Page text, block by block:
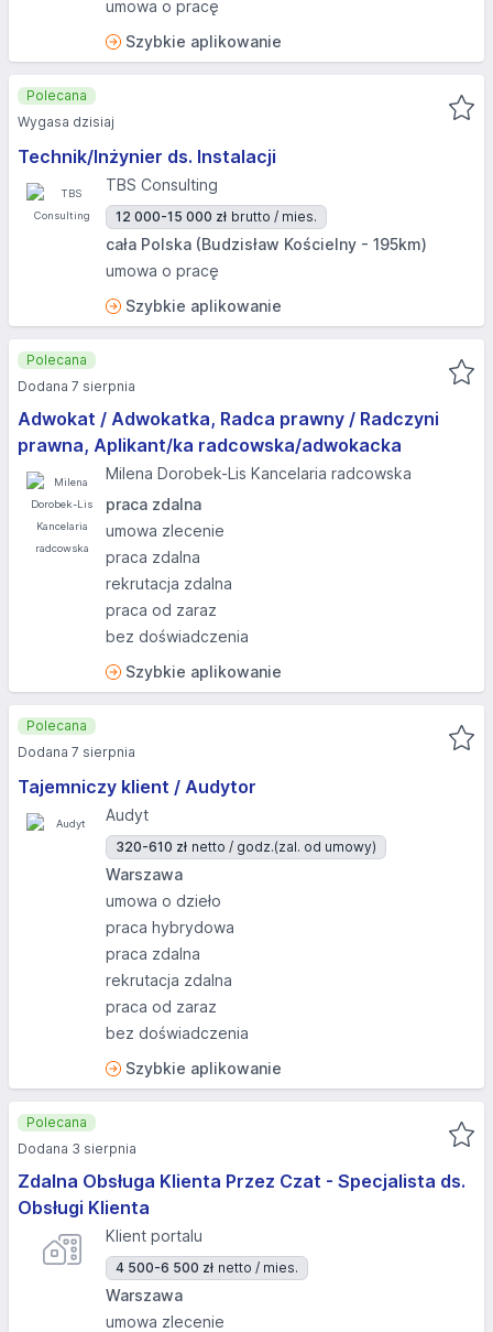
umowa o pracę
Szybkie aplikowanie
Technik/Inżynier ds. Instalacji
TBS Consulting
12 000-15 000 zł brutto / mies.
cała Polska (Budzisław Kościelny - 195km)
umowa o pracę
Szybkie aplikowanie
Polecana
Wygasa dzisiaj
Adwokat / Adwokatka, Radca prawny / Radczyni
prawna, Aplikant/ka radcowska/adwokacka
Milena Dorobek-Lis Kancelaria radcowska
praca zdalna
umowa zlecenie
praca zdalna
rekrutacja zdalna
praca od zaraz
bez doświadczenia
Szybkie aplikowanie
Polecana
Dodana 7 sierpnia
Tajemniczy klient / Audytor
Audyt
320-610 zł netto / godz.(zal. od umowy)
Warszawa
umowa o dzieło
praca hybrydowa
praca zdalna
rekrutacja zdalna
praca od zaraz
bez doświadczenia
Szybkie aplikowanie
Polecana
Dodana 7 sierpnia
Zdalna Obsługa Klienta Przez Czat - Specjalista ds.
Obsługi Klienta
Klient portalu
4 500-6 500 zł netto / mies.
Warszawa
umowa zlecenie
Polecana
Dodana 3 sierpnia